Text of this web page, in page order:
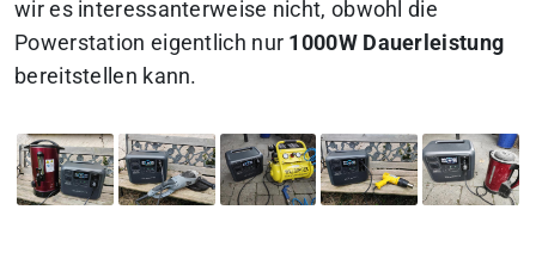
wir es interessanterweise nicht, obwohl die
Powerstation eigentlich nur 1000W Dauerleistung
bereitstellen kann.